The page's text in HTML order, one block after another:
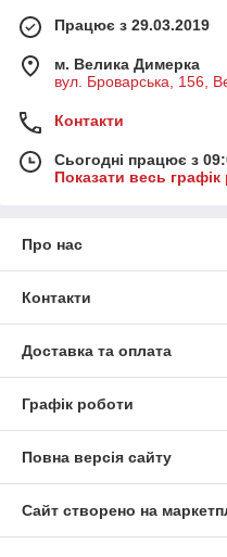
Працює з 29.03.2019
м. Велика Димерка
вул. Броварська, 156,
Контакти
Сьогодні працює з
Показати весь графік
Про нас
Контакти
Доставка та оплата
Графік роботи
Повна версія сайту
Сайт створено на